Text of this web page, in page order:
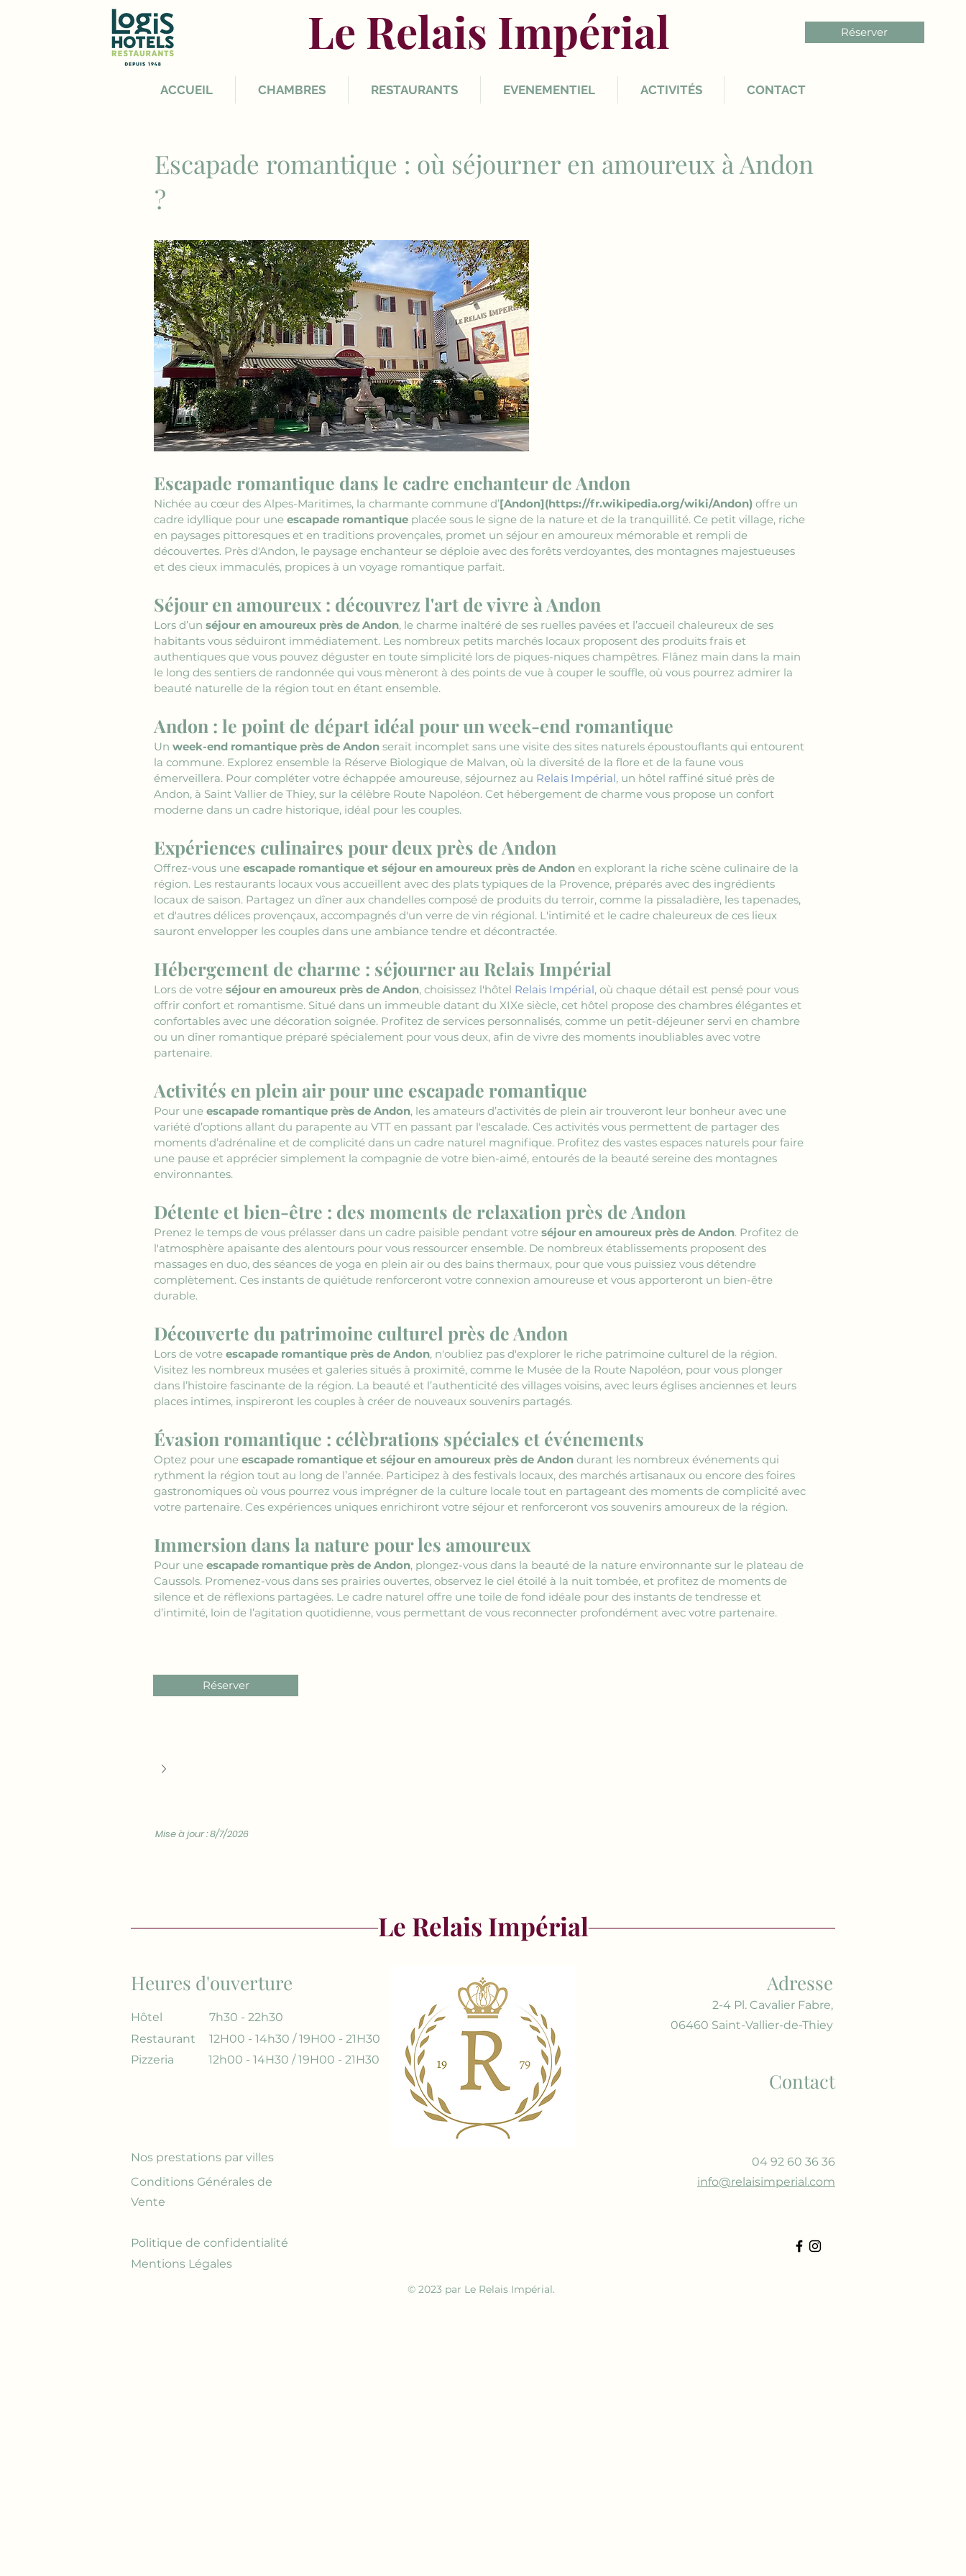
Le Relais Impérial Réserver
ACCUEIL CHAMBRES RESTAURANTS EVENEMENTIEL ACTIVITÉS CONTACT
Escapade romantique : où séjourner en amoureux à Andon
?
Escapade romantique dans le cadre enchanteur de Andon
Nichée au cœur des Alpes-Maritimes, la charmante commune d’[Andon](https://fr.wikipedia.org/wiki/Andon) offre un
cadre idyllique pour une escapade romantique placée sous le signe de la nature et de la tranquillité. Ce petit village, riche
en paysages pittoresques et en traditions provençales, promet un séjour en amoureux mémorable et rempli de
découvertes. Près d'Andon, le paysage enchanteur se déploie avec des forêts verdoyantes, des montagnes majestueuses
et des cieux immaculés, propices à un voyage romantique parfait.
Séjour en amoureux : découvrez l'art de vivre à Andon
Lors d’un séjour en amoureux près de Andon, le charme inaltéré de ses ruelles pavées et l’accueil chaleureux de ses
habitants vous séduiront immédiatement. Les nombreux petits marchés locaux proposent des produits frais et
authentiques que vous pouvez déguster en toute simplicité lors de piques-niques champêtres. Flânez main dans la main
le long des sentiers de randonnée qui vous mèneront à des points de vue à couper le souffle, où vous pourrez admirer la
beauté naturelle de la région tout en étant ensemble.
Andon : le point de départ idéal pour un week-end romantique
Un week-end romantique près de Andon serait incomplet sans une visite des sites naturels époustouflants qui entourent
la commune. Explorez ensemble la Réserve Biologique de Malvan, où la diversité de la flore et de la faune vous
émerveillera. Pour compléter votre échappée amoureuse, séjournez au Relais Impérial, un hôtel raffiné situé près de
Andon, à Saint Vallier de Thiey, sur la célèbre Route Napoléon. Cet hébergement de charme vous propose un confort
moderne dans un cadre historique, idéal pour les couples.
Expériences culinaires pour deux près de Andon
Offrez-vous une escapade romantique et séjour en amoureux près de Andon en explorant la riche scène culinaire de la
région. Les restaurants locaux vous accueillent avec des plats typiques de la Provence, préparés avec des ingrédients
locaux de saison. Partagez un dîner aux chandelles composé de produits du terroir, comme la pissaladière, les tapenades,
et d'autres délices provençaux, accompagnés d'un verre de vin régional. L'intimité et le cadre chaleureux de ces lieux
sauront envelopper les couples dans une ambiance tendre et décontractée.
Hébergement de charme : séjourner au Relais Impérial
Lors de votre séjour en amoureux près de Andon, choisissez l'hôtel Relais Impérial, où chaque détail est pensé pour vous
offrir confort et romantisme. Situé dans un immeuble datant du XIXe siècle, cet hôtel propose des chambres élégantes et
confortables avec une décoration soignée. Profitez de services personnalisés, comme un petit-déjeuner servi en chambre
ou un dîner romantique préparé spécialement pour vous deux, afin de vivre des moments inoubliables avec votre
partenaire.
Activités en plein air pour une escapade romantique
Pour une escapade romantique près de Andon, les amateurs d’activités de plein air trouveront leur bonheur avec une
variété d’options allant du parapente au VTT en passant par l'escalade. Ces activités vous permettent de partager des
moments d’adrénaline et de complicité dans un cadre naturel magnifique. Profitez des vastes espaces naturels pour faire
une pause et apprécier simplement la compagnie de votre bien-aimé, entourés de la beauté sereine des montagnes
environnantes.
Détente et bien-être : des moments de relaxation près de Andon
Prenez le temps de vous prélasser dans un cadre paisible pendant votre séjour en amoureux près de Andon. Profitez de
l'atmosphère apaisante des alentours pour vous ressourcer ensemble. De nombreux établissements proposent des
massages en duo, des séances de yoga en plein air ou des bains thermaux, pour que vous puissiez vous détendre
complètement. Ces instants de quiétude renforceront votre connexion amoureuse et vous apporteront un bien-être
durable.
Découverte du patrimoine culturel près de Andon
Lors de votre escapade romantique près de Andon, n'oubliez pas d'explorer le riche patrimoine culturel de la région.
Visitez les nombreux musées et galeries situés à proximité, comme le Musée de la Route Napoléon, pour vous plonger
dans l’histoire fascinante de la région. La beauté et l’authenticité des villages voisins, avec leurs églises anciennes et leurs
places intimes, inspireront les couples à créer de nouveaux souvenirs partagés.
Évasion romantique : célèbrations spéciales et événements
Optez pour une escapade romantique et séjour en amoureux près de Andon durant les nombreux événements qui
rythment la région tout au long de l’année. Participez à des festivals locaux, des marchés artisanaux ou encore des foires
gastronomiques où vous pourrez vous imprégner de la culture locale tout en partageant des moments de complicité avec
votre partenaire. Ces expériences uniques enrichiront votre séjour et renforceront vos souvenirs amoureux de la région.
Immersion dans la nature pour les amoureux
Pour une escapade romantique près de Andon, plongez-vous dans la beauté de la nature environnante sur le plateau de
Caussols. Promenez-vous dans ses prairies ouvertes, observez le ciel étoilé à la nuit tombée, et profitez de moments de
silence et de réflexions partagées. Le cadre naturel offre une toile de fond idéale pour des instants de tendresse et
d’intimité, loin de l’agitation quotidienne, vous permettant de vous reconnecter profondément avec votre partenaire.
Réserver
Mise à jour : 8/7/2026
Le Relais Impérial
Heures d'ouverture
Hôtel
7h30 - 22h30
Restaurant
12H00 - 14h30 / 19H00 - 21H30
Pizzeria
12h00 - 14H30 / 19H00 - 21H30
Nos prestations par villes
Conditions Générales de
Vente
Politique de confidentialité
Adresse
2-4 Pl. Cavalier Fabre,
06460 Saint-Vallier-de-Thiey
Contact
04 92 60 36 36
info@relaisimperial.com
Mentions Légales
© 2023 par Le Relais Impérial.